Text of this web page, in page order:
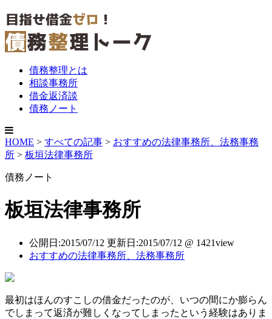
債務整理とは
相談事務所
借金返済談
債務ノート
HOME > すべての記事 > おすすめの法律事務所、法務事務
所 > 板垣法律事務所
債務ノート
板垣法律事務所
公開日:2015/07/12 更新日:2015/07/12 @ 1421view
おすすめの法律事務所、法務事務所
最初はほんのすこしの借金だったのが、いつの間にか膨らん
でしまって返済が難しくなってしまったという経験はありま